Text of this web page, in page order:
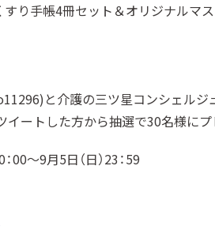
すり手帳4冊セット＆オリジナル
と介護の三ツ星コンシェル
イートした方から抽選で30名様に
00～9月5日（日）23：59